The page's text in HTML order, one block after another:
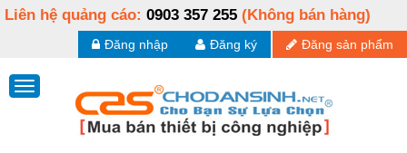
Liên hệ quảng cáo: 0903 357 255 (Không bán hàng)
Đăng sản phẩm
Đăng ký
Đăng nhập